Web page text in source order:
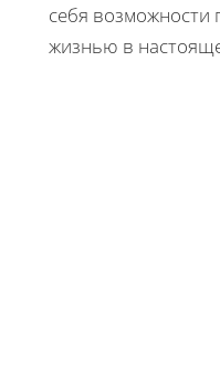
себя возможности
жизнью в